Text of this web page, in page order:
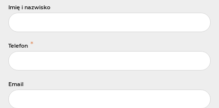
Imię i nazwisko
Telefon *
Email